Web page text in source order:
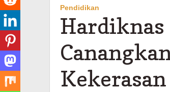
Sekolah
Aman
Tanpa
Pendidikan
Hardiknas
Kekerasan